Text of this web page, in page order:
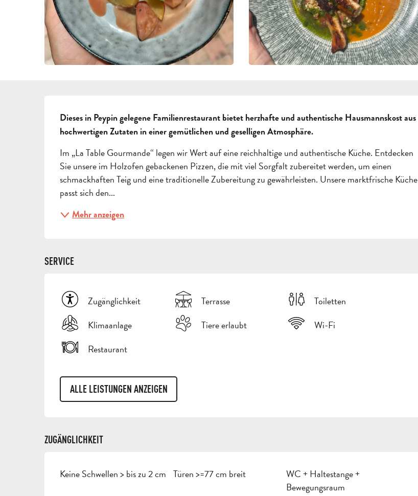
BESCHREIBUNG
Dieses in Peypin gelegene Familienrestaurant bietet herzhafte und authentische Hausmannskost aus
hochwertigen Zutaten in einer gemütlichen und geselligen Atmosphäre.
Im „La Table Gourmande“ legen wir Wert auf eine reichhaltige und authentische Küche. Entdecken
Sie unsere im Holzofen gebackenen Pizzen, die mit viel Sorgfalt zubereitet werden, um einen
schmackhaften Teig und eine traditionelle Zubereitung zu gewährleisten. Unsere marktfrische Küche
passt sich den...
Mehr anzeigen
SERVICE
Zugänglichkeit Terrasse
Toiletten
Klimaanlage
Tiere erlaubt
Wi-Fi
Restaurant
ALLE LEISTUNGEN ANZEIGEN
ZUGÄNGLICHKEIT
Keine Schwellen > bis zu 2 cm Türen >=77 cm breit
WC + Haltestange +
Bewegungsraum